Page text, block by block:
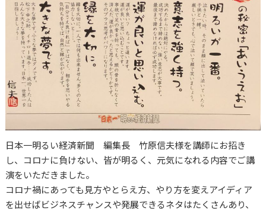
日本一明るい経済新聞 編集長 竹原信夫様を講師にお招き
し、コロナに負けない、皆が明るく、元気になれる内容でご講
演をいただきました。
コロナ禍にあっても見方やとらえ方、やり方を変えアイディア
を出せばビジネスチャンスや発展できるネタはたくさんあり、